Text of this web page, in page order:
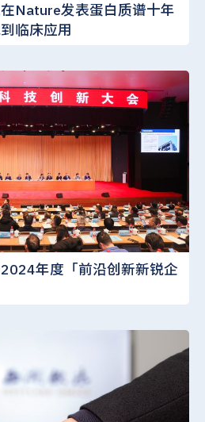
Nature发表蛋白质谱十年
临床应用
年度「前沿创新新锐企